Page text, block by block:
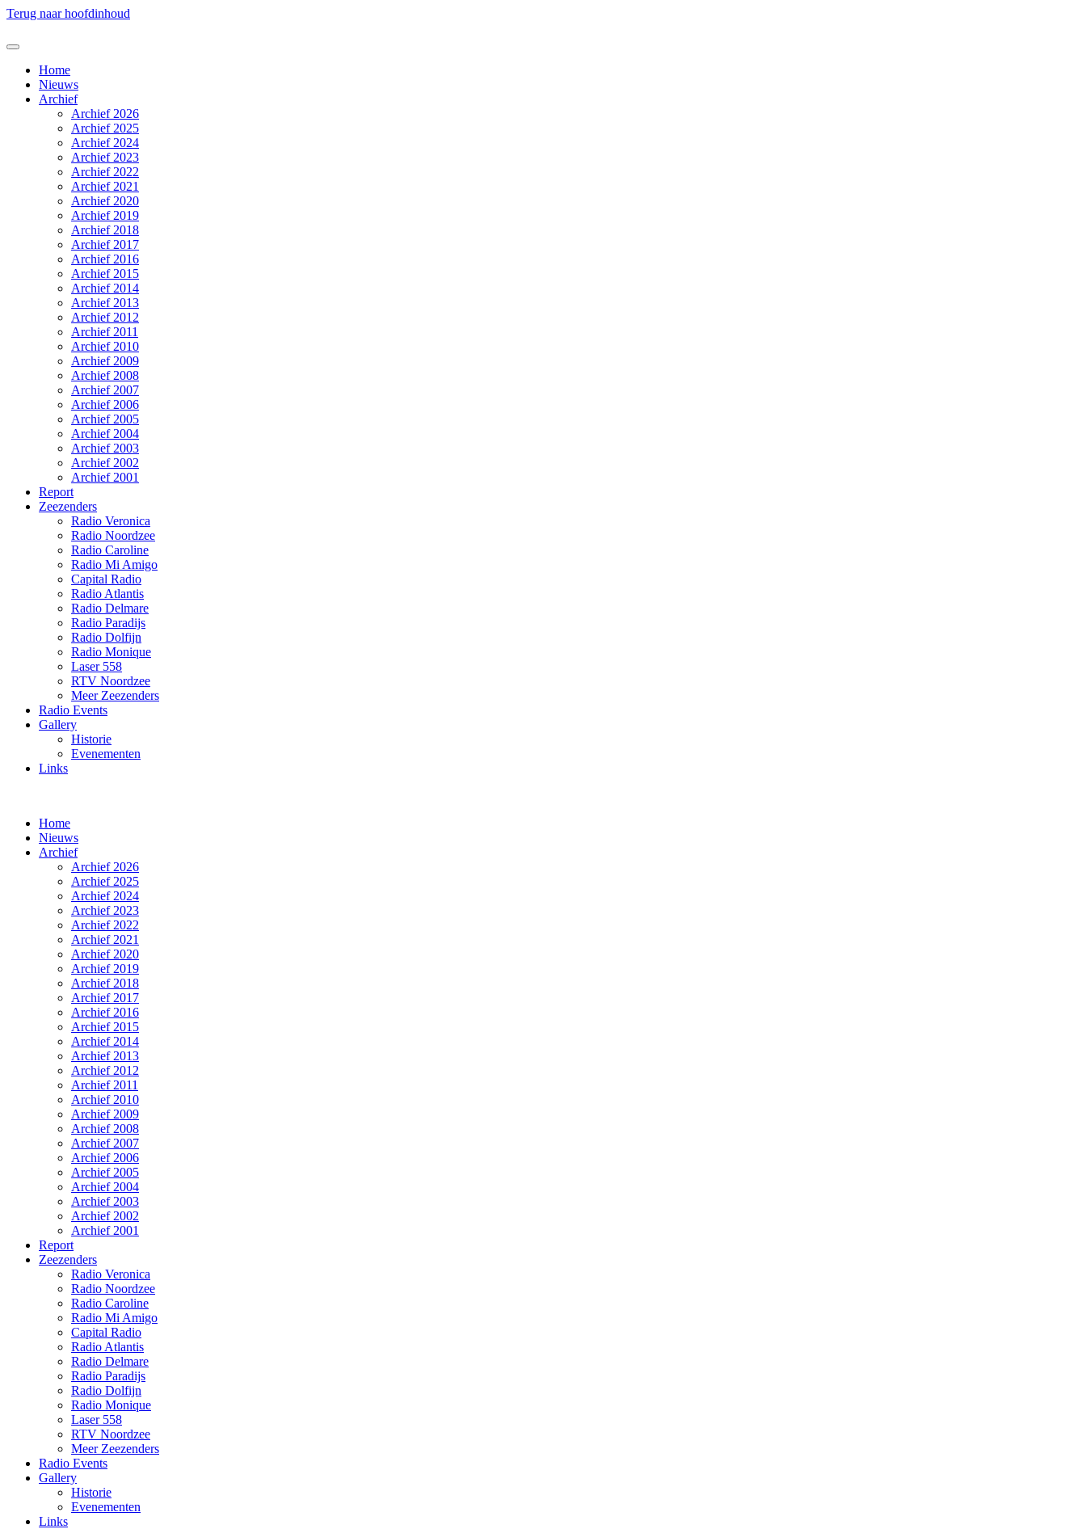
Terug naar hoofdinhoud
Home
Nieuws
Archief
Archief 2026
Archief 2025
Archief 2024
Archief 2023
Archief 2022
Archief 2021
Archief 2020
Archief 2019
Archief 2018
Archief 2017
Archief 2016
Archief 2015
Archief 2014
Archief 2013
Archief 2012
Archief 2011
Archief 2010
Archief 2009
Archief 2008
Archief 2007
Archief 2006
Archief 2005
Archief 2004
Archief 2003
Archief 2002
Archief 2001
Report
Zeezenders
Radio Veronica
Radio Noordzee
Radio Caroline
Radio Mi Amigo
Capital Radio
Radio Atlantis
Radio Delmare
Radio Paradijs
Radio Dolfijn
Radio Monique
Laser 558
RTV Noordzee
Meer Zeezenders
Radio Events
Gallery
Historie
Evenementen
Links
Home
Nieuws
Archief
Archief 2026
Archief 2025
Archief 2024
Archief 2023
Archief 2022
Archief 2021
Archief 2020
Archief 2019
Archief 2018
Archief 2017
Archief 2016
Archief 2015
Archief 2014
Archief 2013
Archief 2012
Archief 2011
Archief 2010
Archief 2009
Archief 2008
Archief 2007
Archief 2006
Archief 2005
Archief 2004
Archief 2003
Archief 2002
Archief 2001
Report
Zeezenders
Radio Veronica
Radio Noordzee
Radio Caroline
Radio Mi Amigo
Capital Radio
Radio Atlantis
Radio Delmare
Radio Paradijs
Radio Dolfijn
Radio Monique
Laser 558
RTV Noordzee
Meer Zeezenders
Radio Events
Gallery
Historie
Evenementen
Links